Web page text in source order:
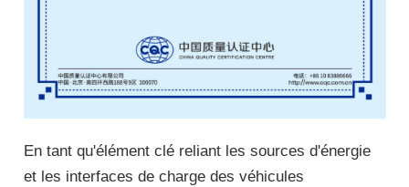
En tant qu'élément clé reliant les sources d'énergie
et les interfaces de charge des véhicules